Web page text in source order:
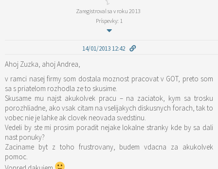
Zaregistroval sa v roku 2013
Príspevky: 1
14/01/2013 12:42
Ahoj Zuzka, ahoj Andrea,
v ramci nasej firmy som dostala moznost pracovat v GOT, preto som
sa s priatelom rozhodla ze to skusime.
Skusame mu najst akukolvek pracu – na zaciatok, kym sa trosku
porozhliadne, ako vsak citam na vselijakych diskusnych forach, tak to
vobec nie je lahke ak clovek neovada svedstinu.
Vedeli by ste mi prosim poradit nejake lokalne stranky kde by sa dali
nast ponuky?
Zaciname byt z toho frustrovany, budem vdacna za akukolvek
pomoc.